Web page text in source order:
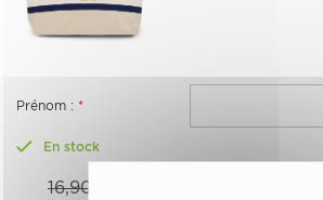
Prénom : *
En stock
16,90€